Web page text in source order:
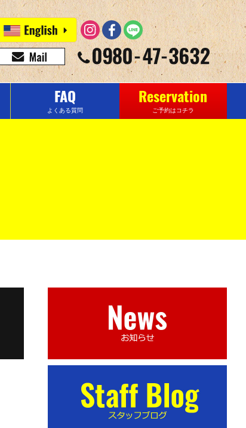
FAQ
よくある質問
Reservation
ご予約はコチラ